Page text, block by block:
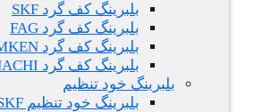
بلبرینگ کف گرد SKF
بلبرینگ کف گرد FAG
بلبرینگ کف گرد TIMKEN
بلبرینگ کف گرد NACHI
بلبرینگ خود تنظیم
بلبرینگ خود تنظیم SKF